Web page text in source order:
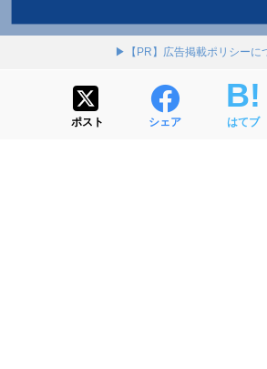
▶【PR】広告掲載ポリシーに
ポスト シェア はてブ